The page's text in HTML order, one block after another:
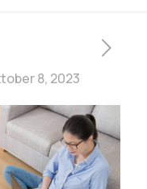
8, 2023